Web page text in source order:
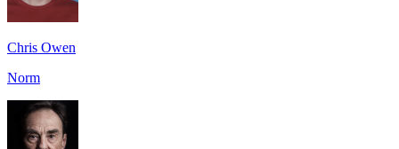
Chris Owen
Norm